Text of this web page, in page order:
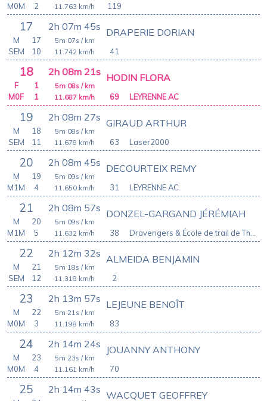
119
11.763 km/h
M0M
2
17 2h 07m 45s
41
DRAPERIE DORIAN
5m 07s / km
11.742 km/h
M
17
SEM
10
18 2h 08m 21s
69
HODIN FLORA
5m 08s / km
11.687 km/h
F
1
M0F
1 LEYRENNE AC
19 2h 08m 27s
63
GIRAUD ARTHUR
5m 08s / km
11.678 km/h
M
18
SEM
11 Laser2000
20 2h 08m 45s
31
DECOURTEIX REMY
5m 09s / km
11.650 km/h
M
19
M1M
4 LEYRENNE AC
21 2h 08m 57s
38
DONZEL-GARGAND JÉRÉMIAH
5m 09s / km
11.632 km/h
M
20
M1M
5
22 2h 12m 32s
2
ALMEIDA BENJAMIN
5m 18s / km
11.318 km/h
M
21
SEM
12
23 2h 13m 57s
83
LEJEUNE BENOÎT
5m 21s / km
11.198 km/h
M
22
M0M
3
24 2h 14m 24s
70
JOUANNY ANTHONY
5m 23s / km
11.161 km/h
M
23
M0M
4
25 2h 14m 43s WACQUET GEOFFREY